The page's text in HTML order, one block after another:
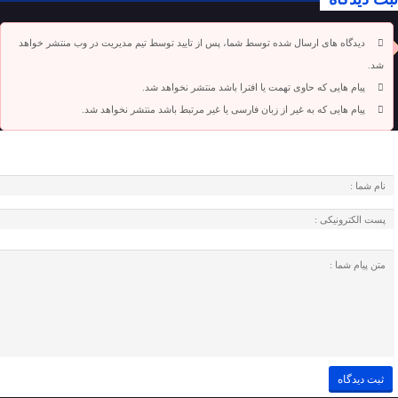
دیدگاه های ارسال شده توسط شما، پس از تایید توسط تیم مدیریت در وب منتشر خواهد
شد.
پیام هایی که حاوی تهمت یا افترا باشد منتشر نخواهد شد.
پیام هایی که به غیر از زبان فارسی یا غیر مرتبط باشد منتشر نخواهد شد.